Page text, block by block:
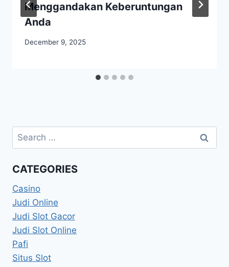
Menggandakan Keberuntungan
Anda
December 9, 2025
Search
for:
CATEGORIES
Casino
Judi Online
Judi Slot Gacor
Judi Slot Online
Pafi
Situs Slot